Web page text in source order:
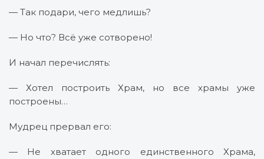
— Так подари, чего медлишь?
— Но что? Всё уже сотворено!
И начал перечислять:
— Хотел построить Храм, но все храмы уже
построены…
Мудрец прервал его:
— Не хватает одного единственного Храма,